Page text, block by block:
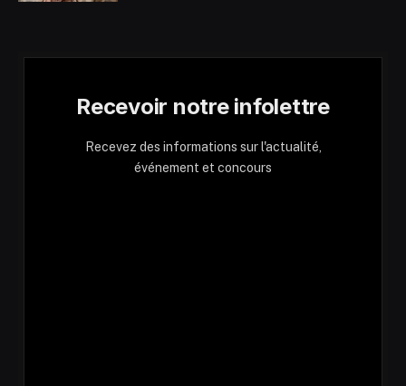
Recevoir notre infolettre
Recevez des informations sur l'actualité,
événement et concours